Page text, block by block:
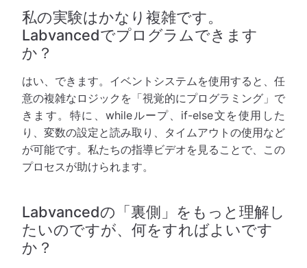
私の実験はかなり複雑です。
Labvancedでプログラムできます
か？
はい、できます。イベントシステムを使用すると、任
意の複雑なロジックを「視覚的にプログラミング」で
きます。特に、whileループ、if-else文を使用した
り、変数の設定と読み取り、タイムアウトの使用など
が可能です。私たちの指導ビデオを見ることで、この
プロセスが助けられます。
Labvancedの「裏側」をもっと理解し
たいのですが、何をすればよいです
か？